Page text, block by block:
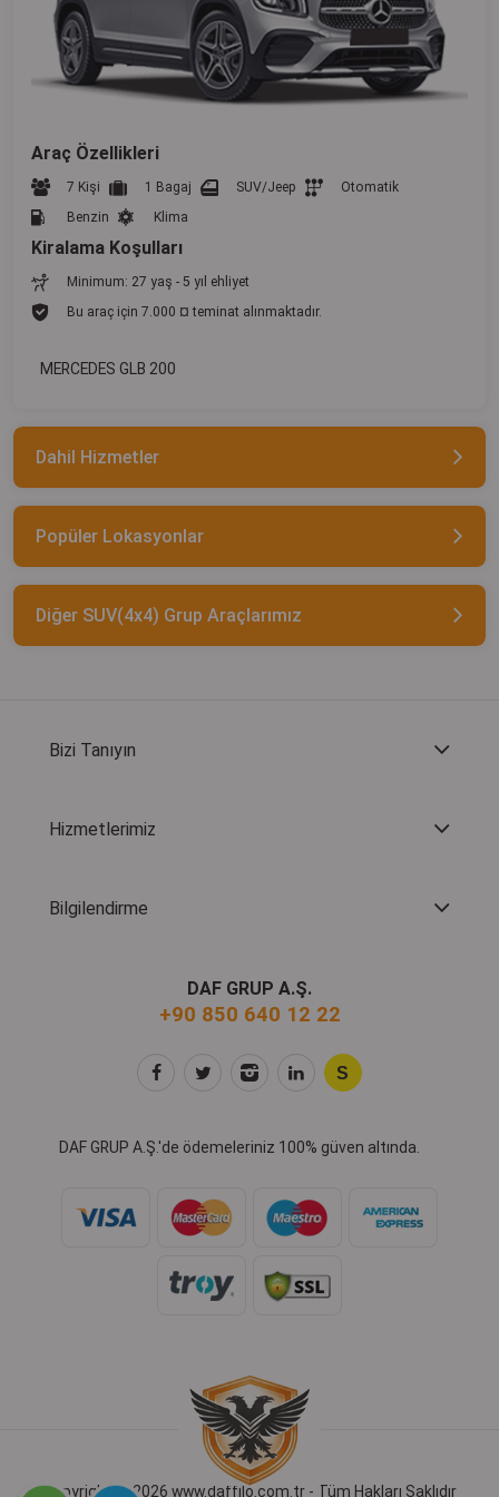
Araç Özellikleri
7 Kişi 1 Bagaj SUV/Jeep
Otomatik
Benzin
Klima
Kiralama Koşulları
Minimum: 27 yaş - 5 yıl ehliyet
Bu araç için 7.000 ¤ teminat alınmaktadır.
MERCEDES GLB 200
Dahil Hizmetler
Popüler Lokasyonlar
Diğer SUV(4x4) Grup Araçlarımız
Bizi Tanıyın
Hizmetlerimiz
Bilgilendirme
DAF GRUP A.Ş.
+90 850 640 12 22
DAF GRUP A.Ş.'de ödemeleriniz 100% güven altında.
Copyright © 2026 www.daffilo.com.tr - Tüm Hakları Saklıdır